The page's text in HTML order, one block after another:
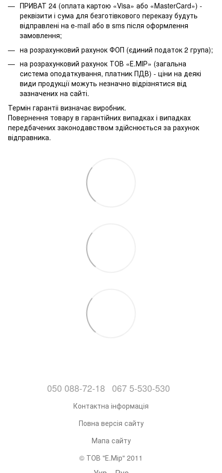
ПРИВАТ 24 (оплата картою «Visa» або «MasterCard») -
реквізити і сума для безготівкового переказу будуть
відправлені на e-mail або в sms після оформлення
замовлення;
на розрахунковий рахунок ФОП (єдиний податок 2 група);
на розрахунковий рахунок ТОВ «Е.МІР» (загальна
система оподаткування, платник ПДВ) - ціни на деякі
види продукції можуть незначно відрізнятися від
зазначених на сайті.
Термін гарантіі визначає виробник.
Повернення товару в гарантійних випадках і випадках
передбачених законодавством здійснюється за рахунок
відправника.
050 088-72-18 067 5-530-530
Контактна інформація
Повна версія сайту
Мапа сайту
© ТОВ "Е.Мір" 2011